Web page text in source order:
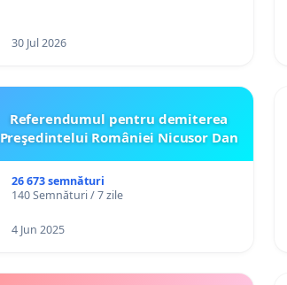
30 Jul 2026
Referendumul pentru demiterea
Preşedintelui României Nicusor Dan
26 673 semnături
140 Semnături / 7 zile
4 Jun 2025